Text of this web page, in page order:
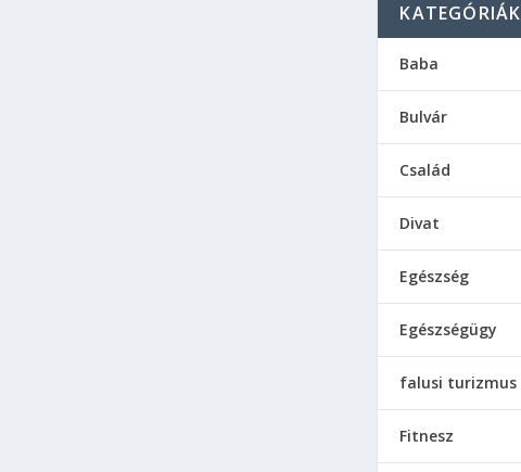
KATEGÓRIÁK
Baba
Bulvár
Család
Divat
Egészség
Egészségügy
falusi turizmus
Fitnesz